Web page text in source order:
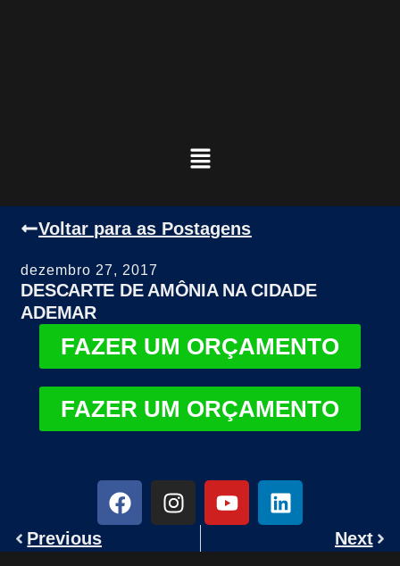
Voltar para as Postagens
dezembro 27, 2017
DESCARTE DE AMÔNIA NA CIDADE
ADEMAR
FAZER UM ORÇAMENTO
FAZER UM ORÇAMENTO
Previous Next